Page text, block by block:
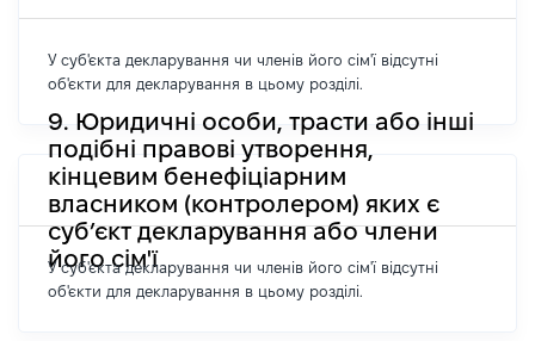
У суб'єкта декларування чи членів його сім'ї відсутні
об'єкти для декларування в цьому розділі.
9. Юридичні особи, трасти або інші
подібні правові утворення,
кінцевим бенефіціарним
власником (контролером) яких є
суб’єкт декларування або члени
його сім'ї
У суб'єкта декларування чи членів його сім'ї відсутні
об'єкти для декларування в цьому розділі.